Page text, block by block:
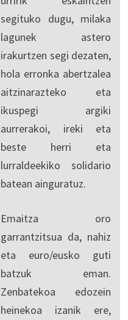
segituko dugu, milaka
lagunek astero
irakurtzen segi dezaten,
hola erronka abertzalea
aitzinarazteko eta
ikuspegi argiki
aurrerakoi, ireki eta
beste herri eta
lurraldeekiko solidario
batean ainguratuz.
Emaitza oro
garrantzitsua da, nahiz
eta euro/eusko guti
batzuk eman.
Zenbatekoa edozein
heinekoa izanik ere,